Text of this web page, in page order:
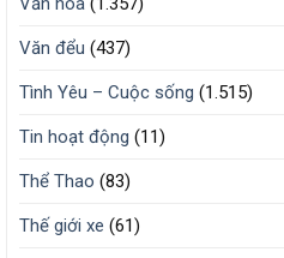
Văn đểu (437)
Tình Yêu – Cuộc sống (1.515)
Tin hoạt động (11)
Thể Thao (83)
Thế giới xe (61)